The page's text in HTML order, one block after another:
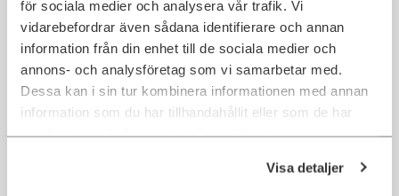
för sociala medier och analysera vår trafik. Vi
vidarebefordrar även sådana identifierare och annan
information från din enhet till de sociala medier och
annons- och analysföretag som vi samarbetar med.
Dessa kan i sin tur kombinera informationen med annan
information som du har tillhandahållit eller som de har
samlat in när du har använt deras tjänster.
Visa detaljer
IT-säkerhetsansvarig till Green Cargo
Stockholm
Stockholm IT Security